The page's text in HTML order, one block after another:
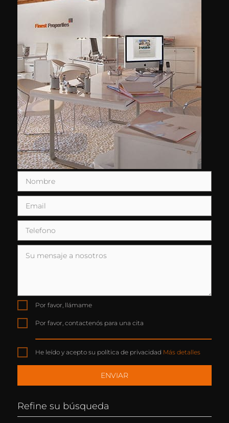
Por favor, llámame
Por favor, contactenós para una cita
He leído y acepto su política de privacidad Más detalles
Refine su búsqueda